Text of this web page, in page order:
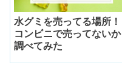
水グミを売ってる場所！
コンビニで売ってないか
調べてみた